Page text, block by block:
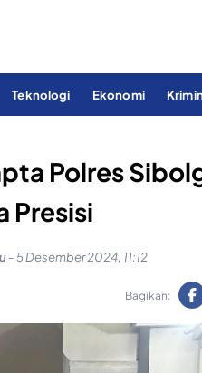
Teknologi Ekonomi
Polres
Presisi
-5 Desember 2024, 11:12
Bagikan: